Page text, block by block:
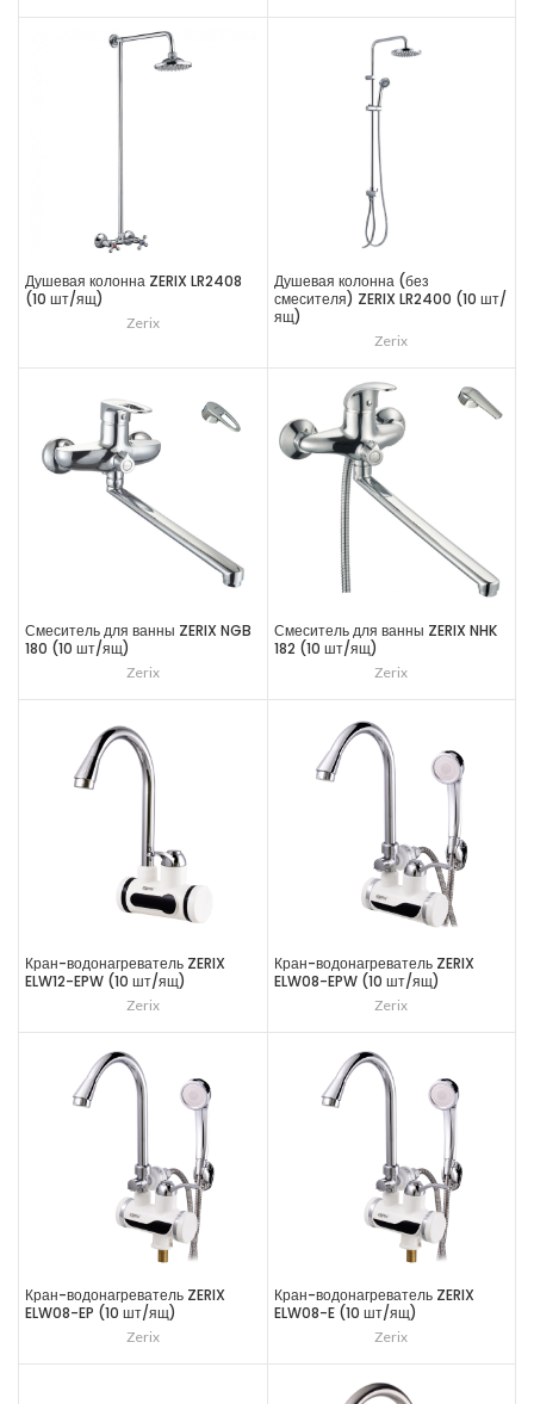
Душевая колонна ZERIX LR2408
(10 шт/ящ)
Zerix
Душевая колонна (без
смесителя) ZERIX LR2400 (10 шт/
ящ)
Zerix
Смеситель для ванны ZERIX NGB
180 (10 шт/ящ)
Zerix
Смеситель для ванны ZERIX NHK
182 (10 шт/ящ)
Zerix
Кран-водонагреватель ZERIX
ELW12-EPW (10 шт/ящ)
Zerix
Кран-водонагреватель ZERIX
ELW08-EPW (10 шт/ящ)
Zerix
Кран-водонагреватель ZERIX
ELW08-EP (10 шт/ящ)
Zerix
Кран-водонагреватель ZERIX
ELW08-E (10 шт/ящ)
Zerix